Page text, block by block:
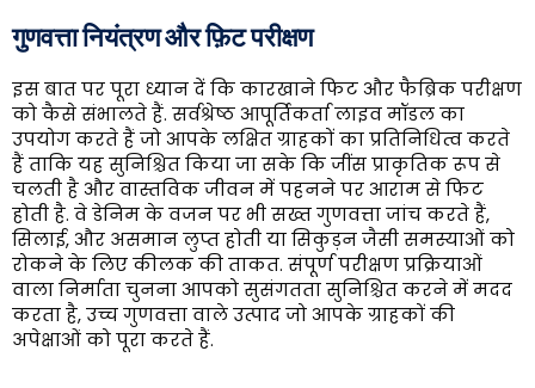
गुणवत्ता नियंत्रण और फ़िट परीक्षण
इस बात पर पूरा ध्यान दें कि कारखाने फिट और फैब्रिक परीक्षण
को कैसे संभालते हैं. सर्वश्रेष्ठ आपूर्तिकर्ता लाइव मॉडल का
उपयोग करते हैं जो आपके लक्षित ग्राहकों का प्रतिनिधित्व करते
हैं ताकि यह सुनिश्चित किया जा सके कि जींस प्राकृतिक रूप से
चलती है और वास्तविक जीवन में पहनने पर आराम से फिट
होती है. वे डेनिम के वजन पर भी सख्त गुणवत्ता जांच करते हैं,
सिलाई, और असमान लुप्त होती या सिकुड़न जैसी समस्याओं को
रोकने के लिए कीलक की ताकत. संपूर्ण परीक्षण प्रक्रियाओं
वाला निर्माता चुनना आपको सुसंगतता सुनिश्चित करने में मदद
करता है, उच्च गुणवत्ता वाले उत्पाद जो आपके ग्राहकों की
अपेक्षाओं को पूरा करते हैं.